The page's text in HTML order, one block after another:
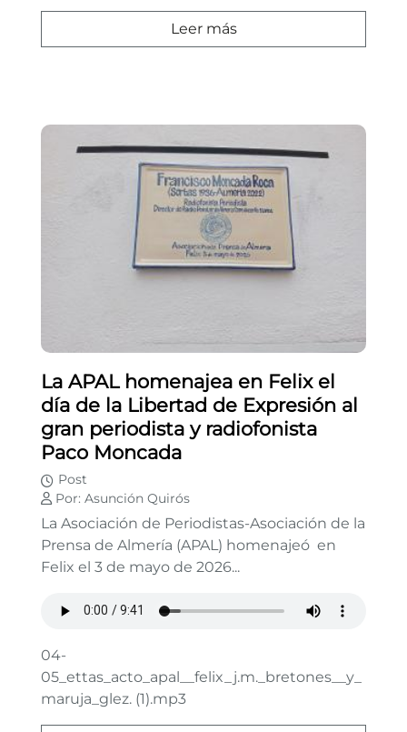
Leer más
La APAL homenajea en Felix el
día de la Libertad de Expresión al
gran periodista y radiofonista
Paco Moncada
Post
Por: Asunción Quirós
La Asociación de Periodistas-Asociación de la
Prensa de Almería (APAL) homenajeó en
Felix el 3 de mayo de 2026...
04-
05_ettas_acto_apal__felix_j.m._bretones__y_
maruja_glez. (1).mp3